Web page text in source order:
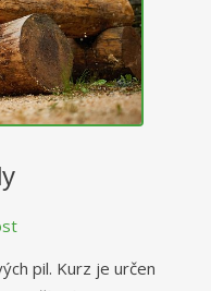
pil. Kurz je určen